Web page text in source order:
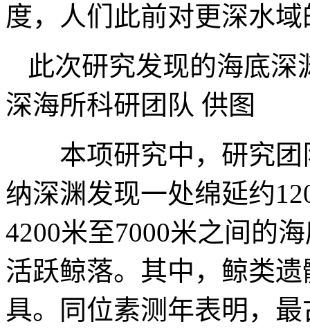
度，人们此前对更深水
此次研究发现的海底
深海所科研团队 供图
本项研究中，研究团
纳深渊发现一处绵延约
4200米至7000米之间的
活跃鲸落。其中，鲸类
具。同位素测年表明，